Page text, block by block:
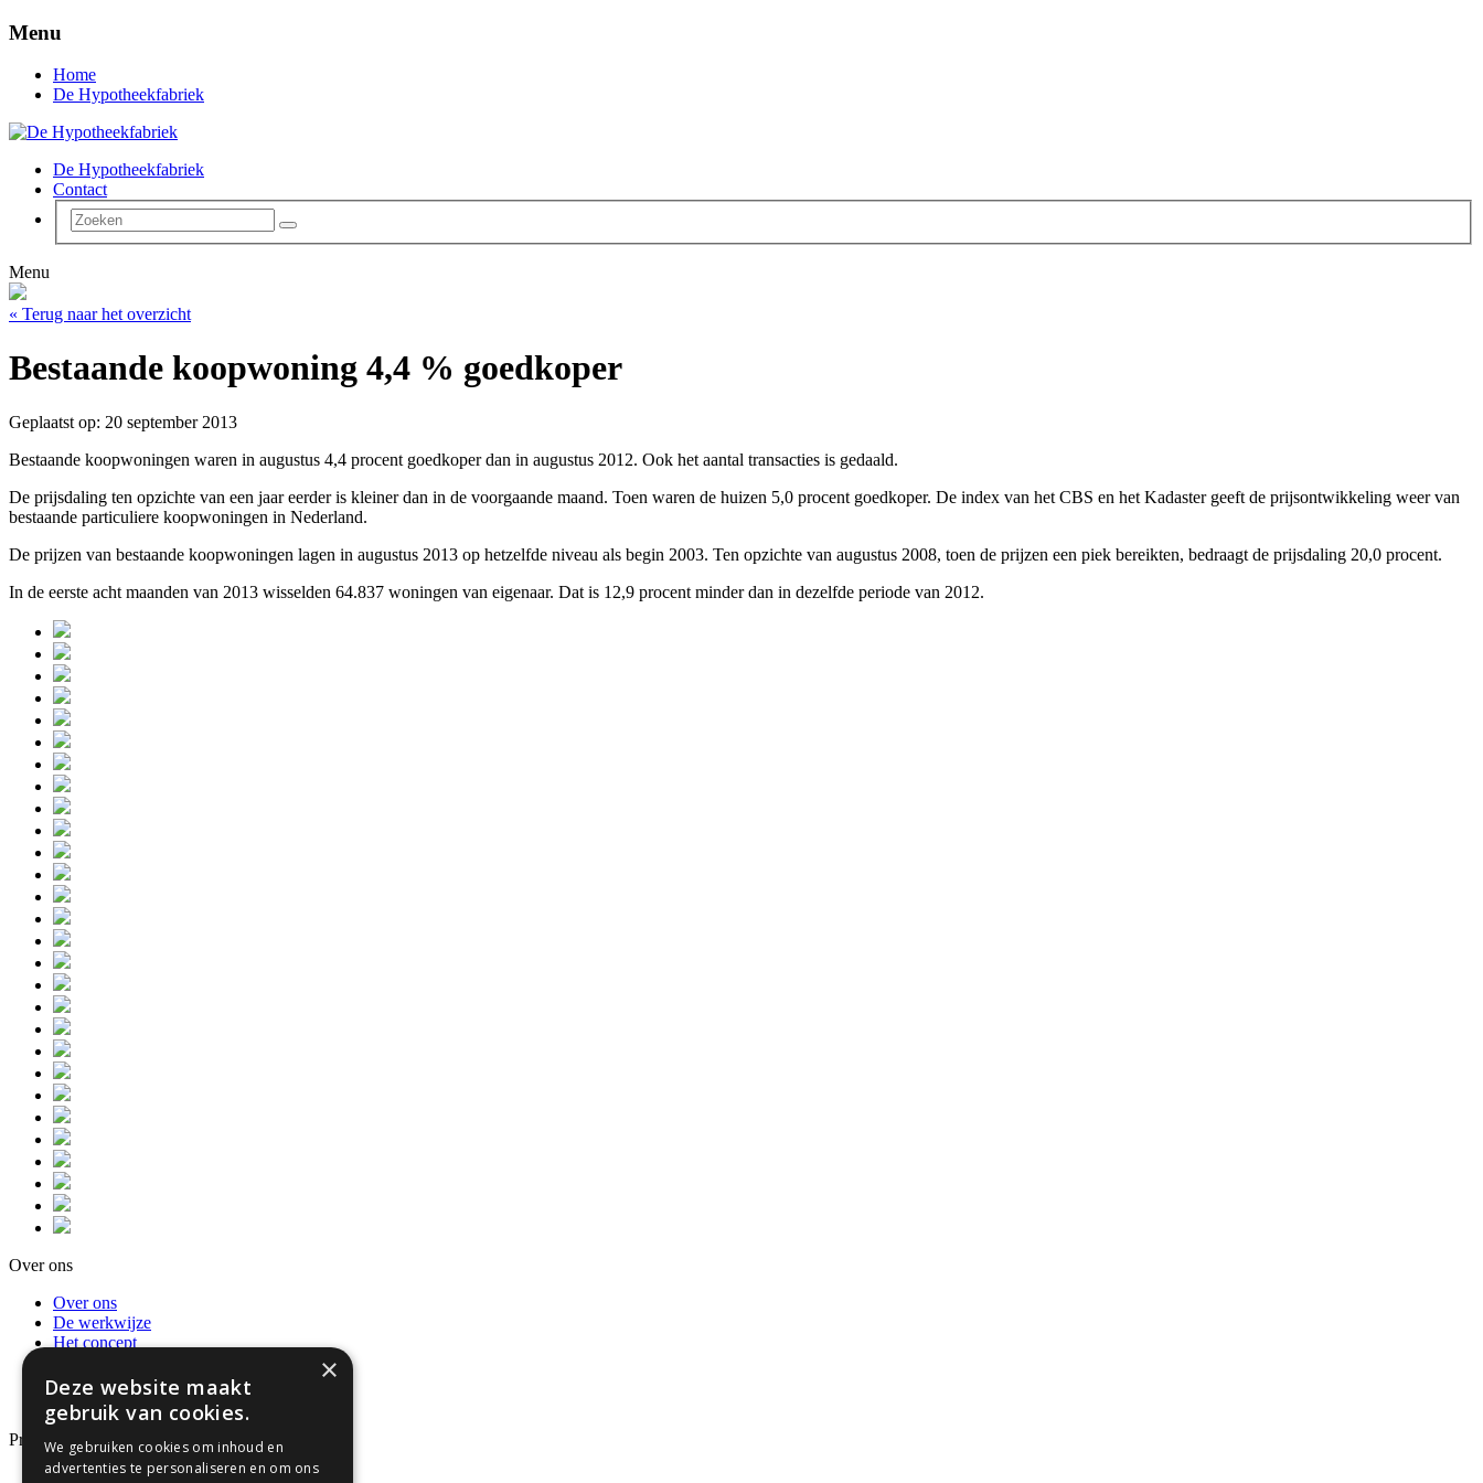
Menu
Home
De Hypotheekfabriek
De Hypotheekfabriek
Contact
Menu
« Terug naar het overzicht
Bestaande koopwoning 4,4 % goedkoper
Geplaatst op: 20 september 2013
Bestaande koopwoningen waren in augustus 4,4 procent goedkoper dan in augustus 2012. Ook het aantal transacties is gedaald.
De prijsdaling ten opzichte van een jaar eerder is kleiner dan in de voorgaande maand. Toen waren de huizen 5,0 procent goedkoper. De index van het CBS en het Kadaster geeft de prijsontwikkeling weer van
bestaande particuliere koopwoningen in Nederland.
De prijzen van bestaande koopwoningen lagen in augustus 2013 op hetzelfde niveau als begin 2003. Ten opzichte van augustus 2008, toen de prijzen een piek bereikten, bedraagt de prijsdaling 20,0 procent.
In de eerste acht maanden van 2013 wisselden 64.837 woningen van eigenaar. Dat is 12,9 procent minder dan in dezelfde periode van 2012.
Over ons
Over ons
De werkwijze
Het concept
Recensies
Neem contact op
Producten
Dienstverleningsdocumenten
×
Deze website maakt
gebruik van cookies.
We gebruiken cookies om inhoud en
advertenties te personaliseren en om ons